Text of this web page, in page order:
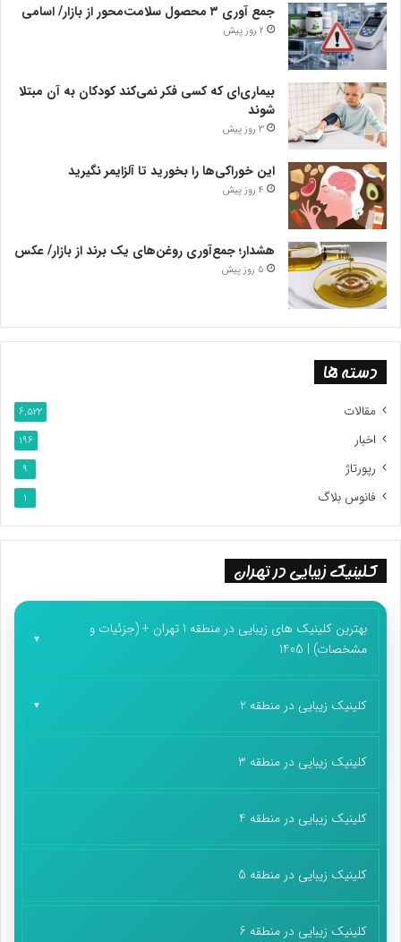
جمع آوری ۳ محصول سلامت‌محور از بازار/ اسامی
2 روز پیش
بیماری‌ای که کسی فکر نمی‌کند کودکان به آن مبتلا
شوند
3 روز پیش
این خوراکی‌ها را بخورید تا آلزایمر نگیرید
4 روز پیش
هشدار؛ جمع‌آوری روغن‌های یک برند از بازار/ عکس
5 روز پیش
دسته ها
مقالات 6,522
اخبار 196
رپورتاژ 9
فانوس بلاگ 1
کلینیک زیبایی در تهران
بهترین کلینیک های زیبایی در منطقه 1 تهران + (جزئیات و
مشخصات) | 1405
کلینیک زیبایی در منطقه 2
کلینیک زیبایی در منطقه 3
کلینیک زیبایی در منطقه 4
کلینیک زیبایی در منطقه 5
کلینیک زیبایی در منطقه 6